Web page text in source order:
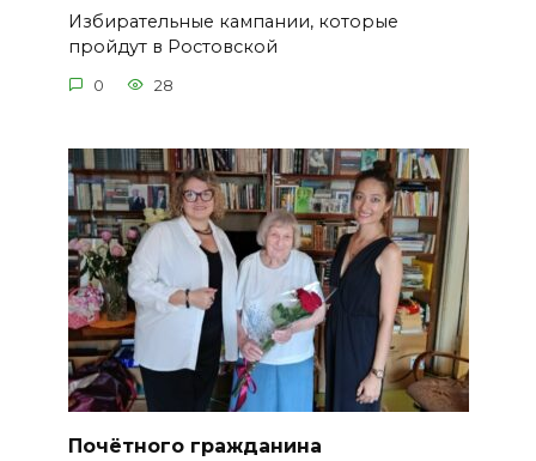
Избирательные кампании, которые
пройдут в Ростовской
0 28
Почётного гражданина